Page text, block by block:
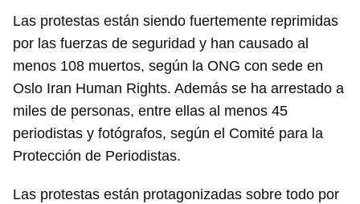
Las protestas están siendo fuertemente reprimidas
por las fuerzas de seguridad y han causado al
menos 108 muertos, según la ONG con sede en
Oslo Iran Human Rights. Además se ha arrestado a
miles de personas, entre ellas al menos 45
periodistas y fotógrafos, según el Comité para la
Protección de Periodistas.
Las protestas están protagonizadas sobre todo por